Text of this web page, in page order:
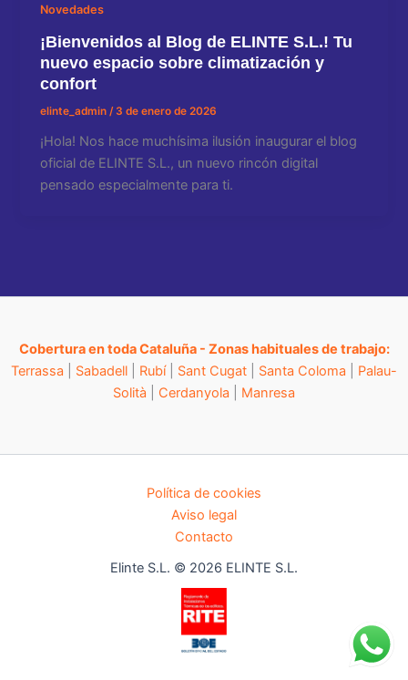
Novedades
¡Bienvenidos al Blog de ELINTE S.L.! Tu
nuevo espacio sobre climatización y
confort
elinte_admin/ 3 de enero de 2026
¡Hola! Nos hace muchísima ilusión inaugurar el blog
oficial de ELINTE S.L., un nuevo rincón digital
pensado especialmente para ti.
Cobertura en toda Cataluña - Zonas habituales de trabajo:
Terrassa
Sabadell Rubí| Sant Cugat Santa Coloma
Palau-
Solità
Cerdanyola Manresa
Política de cookies
Aviso legal
Contacto
Elinte S.L. © 2026 ELINTE S.L.